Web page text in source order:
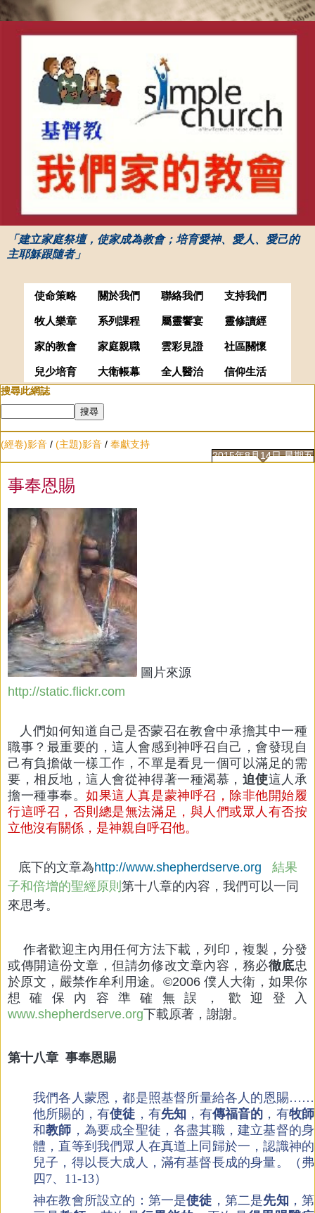
「建立家庭祭壇，使家成為教會；培育愛神、愛人、愛己的
主耶穌跟隨者」
使命策略 關於我們 聯絡我們 支持我們
牧人樂章 系列課程 屬靈饗宴 靈修讀經
家的教會 家庭親職 雲彩見證 社區關懷
兒少培育 大衛帳幕 全人醫治
信仰生活
搜尋此網誌
(經卷)影音 / (主題)影音 / 奉獻支持
2015年8月14日 星期五
事奉恩賜
圖片來源
http://static.flickr.com
人們如何知道自己是否蒙召在教會中承擔其中一種
職事？最重要的，這人會感到神呼召自己，會發現自
己有負擔做一樣工作，不單是看見一個可以滿足的需
要，相反地，這人會從神得著一種渴慕， 迫使這人承
擔一種事奉。如果這人真是蒙神呼召，除非他開始履
行這呼召，否則總是無法滿足，與人們或眾人有否按
立他沒有關係，是神親自呼召他。
底下的文章為http://www.shepherdserve.org
結果
子和倍增的聖經原則 第十八章的內容，我們可以一同
來思考。
作者歡迎主內用任何方法下載，列印，複製，分發
或傳開這份文章，但請勿修改文章內容，務必徹底忠
於原文，嚴禁作牟利用途。©2006僕人大衛，如果你
想確保內容準確無誤，歡迎登入
www.shepherdserve.org下載原著，謝謝。
第十八章 事奉恩賜
我們各人蒙恩，都是照基督所量給各人的恩賜……
他所賜的，有使徒 ，有先知 ，有傳福音的 ，有牧師
和教師 ，為要成全聖徒，各盡其職，建立基督的身
體，直等到我們眾人在真道上同歸於一，認識神的
兒子，得以長大成人，滿有基督長成的身量。（弗
四7、11-13）
神在教會所設立的：第一是使徒 ，第二是先知 ，第